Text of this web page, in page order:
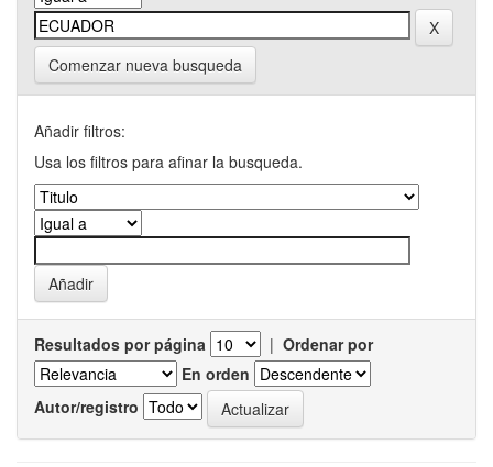
Comenzar nueva busqueda
Añadir filtros:
Usa los filtros para afinar la busqueda.
Resultados por página | Ordenar por
En orden
Autor/registro